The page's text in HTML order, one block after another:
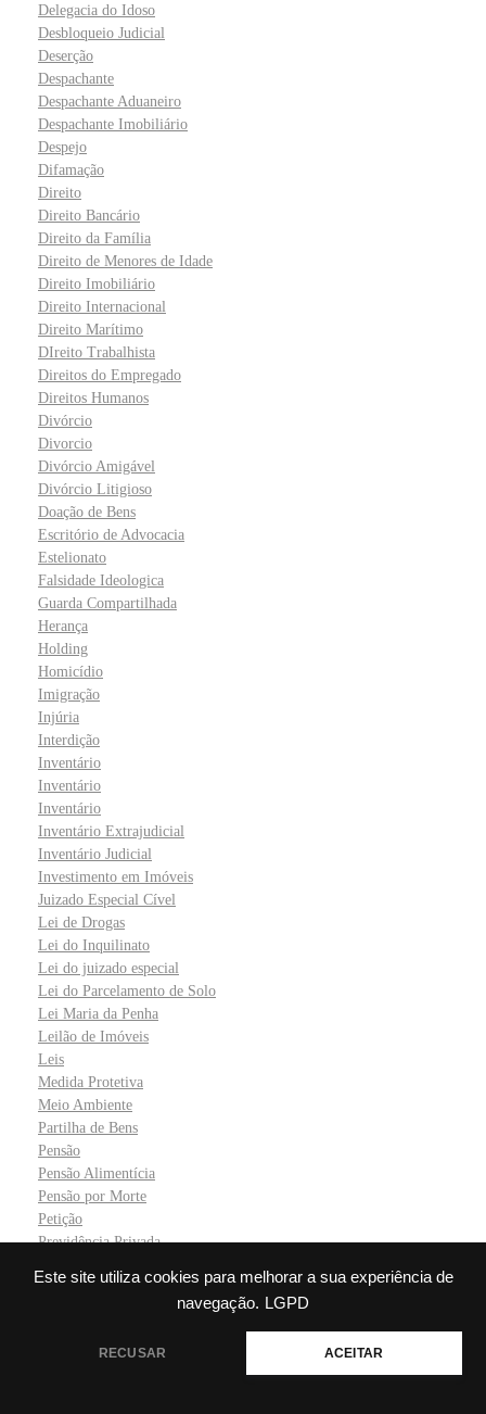
Este site utiliza cookies para melhorar a sua experiência de
navegação. LGPD
RECUSAR ACEITAR
Delegacia do Idoso
Desbloqueio Judicial
Deserção
Despachante
Despachante Aduaneiro
Despachante Imobiliário
Despejo
Difamação
Direito
Direito Bancário
Direito da Família
Direito de Menores de Idade
Direito Imobiliário
Direito Internacional
Direito Marítimo
DIreito Trabalhista
Direitos do Empregado
Direitos Humanos
Divórcio
Divorcio
Divórcio Amigável
Divórcio Litigioso
Doação de Bens
Escritório de Advocacia
Estelionato
Falsidade Ideologica
Guarda Compartilhada
Herança
Holding
Homicídio
Imigração
Injúria
Interdição
Inventário
Inventário
Inventário
Inventário Extrajudicial
Inventário Judicial
Investimento em Imóveis
Juizado Especial Cível
Lei de Drogas
Lei do Inquilinato
Lei do juizado especial
Lei do Parcelamento de Solo
Lei Maria da Penha
Leilão de Imóveis
Leis
Medida Protetiva
Meio Ambiente
Partilha de Bens
Pensão
Pensão Alimentícia
Pensão por Morte
Petição
Previdência Privada
Radar Siscomex
Reconhecimento de Filhos
💬 Precisa de ajuda?